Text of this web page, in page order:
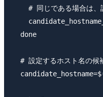
# 同じである場合は、
  done
# 設定するホスト名の候